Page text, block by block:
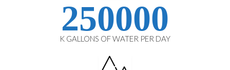
250000
K GALLONS OF WATER PER DAY